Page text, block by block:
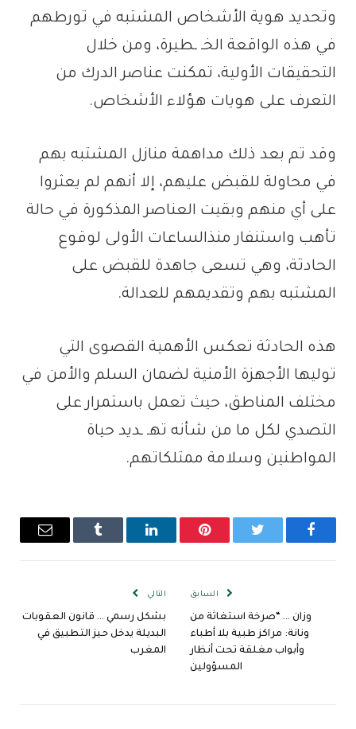
وتحديد هوية الأشخاص المشتبه في تورطهم
في هذه الواقعة الخـ ـطيرة، ومن خلال
التحقيقات الأولية، تمكنت عناصر الدرك من
التعرف على هويات هؤلاء الأشخاص.
وقد تم بعد ذلك مداهمة منازل المشتبه بهم
في محاولة للقبض عليهم، إلا أنهم لم يعثروا
على أي منهم وبقيت العناصر المذكورة في حالة
تأهب واستنفار منذالساعات الأولى لوقوع
الحادثة، وهي تسعى جاهدة للقبض على
المشتبه بهم وتقديمهم للعدالة.
هذه الحادثة تعكس الأهمية القصوى التي
توليها الأجهزة الأمنية لضمان السلم والأمن في
مختلف المناطق، حيث تعمل باستمرار على
التصدي لكل ما من شأنه تهـ ـديد حياة
المواطنين وسلامة ممتلكاتهم.
فيسبوك تويتر بينتيريستلينكدإن Tumblr
البريد
السابق
وزان … “صرخة استغاثة من
ونانة: مراكز طبية بلا أطباء
وأبواب مغلقة تحت أنظار
المسؤولين
التالي
بشكل رسمي … قانون العقوبات
البديلة يدخل حيز التطبيق في
المغرب